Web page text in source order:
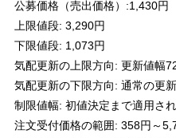
公募価格（売出価格） :1,430円
上限値段: 3,290円
下限値段: 1,073円
気配更新の上限方向: 更新値幅
気配更新の下限方向: 通常の更
制限値幅: 初値決定まで適用さ
注文受付価格の範囲: 358円～